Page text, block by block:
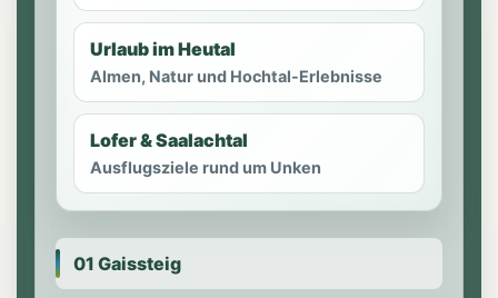
Urlaub im Heutal
Almen, Natur und Hochtal-Erlebnisse
Lofer & Saalachtal
Ausflugsziele rund um Unken
01 Gaissteig